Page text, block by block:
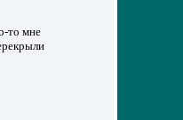
то мне